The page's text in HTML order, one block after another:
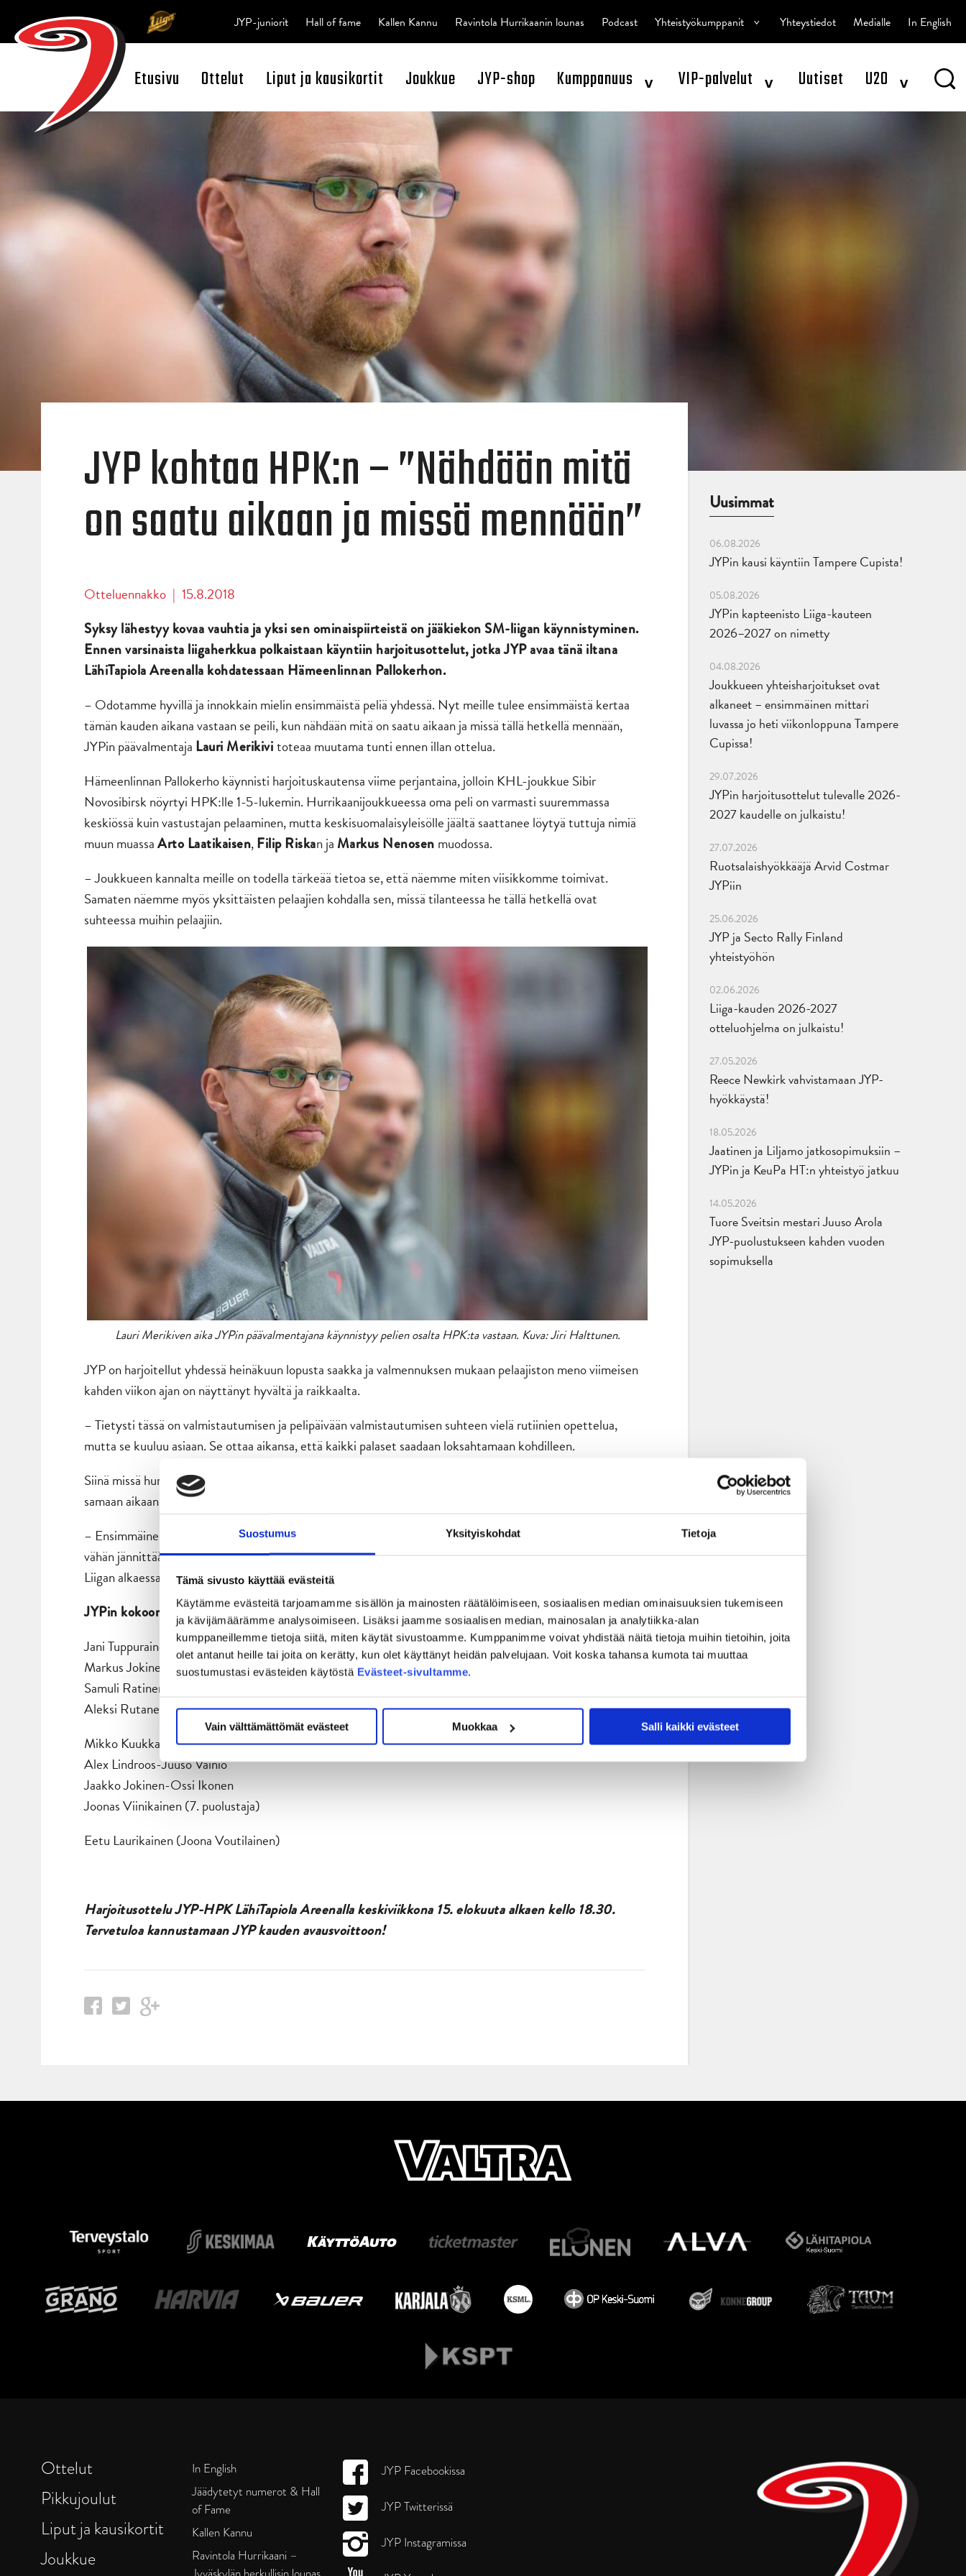
Suostumus Yksityiskohdat Tietoja
Tämä sivusto käyttää evästeitä
Käytämme evästeitä tarjoamamme sisällön ja mainosten räätälöimiseen, sosiaalisen median ominaisuuksien tukemiseen
ja kävijämäärämme analysoimiseen. Lisäksi jaamme sosiaalisen median, mainosalan ja analytiikka-alan
kumppaneillemme tietoja siitä, miten käytät sivustoamme. Kumppanimme voivat yhdistää näitä tietoja muihin tietoihin, joita
olet antanut heille tai joita on kerätty, kun olet käyttänyt heidän palvelujaan. Voit koska tahansa kumota tai muuttaa
suostumustasi evästeiden käytöstä Evästeet-sivultamme.
Vain välttämättömät evästeet Muokkaa Salli kaikki evästeet
Open Search
Etusivu Ottelut Liput ja kausikortit Joukkue JYP-shop Kumppanuus ^ VIP-palvelut ^ Uutiset U20 ^
JYP-juniorit Hall of fame Kallen Kannu Ravintola Hurrikaanin lounas Podcast Yhteistyökumppanit ^ Yhteystiedot Medialle In English
JYP kohtaa HPK:n – ”Nähdään mitä
on saatu aikaan ja missä mennään”
Otteluennakko | 15.8.2018
Syksy lähestyy kovaa vauhtia ja yksi sen ominaispiirteistä on jääkiekon SM-liigan käynnistyminen.
Ennen varsinaista liigaherkkua polkaistaan käyntiin harjoitusottelut, jotka JYP avaa tänä iltana
LähiTapiola Areenalla kohdatessaan Hämeenlinnan Pallokerhon.
– Odotamme hyvillä ja innokkain mielin ensimmäistä peliä yhdessä. Nyt meille tulee ensimmäistä kertaa
tämän kauden aikana vastaan se peili, kun nähdään mitä on saatu aikaan ja missä tällä hetkellä mennään,
JYPin päävalmentaja Lauri Merikivitoteaa muutama tunti ennen illan ottelua.
Hämeenlinnan Pallokerho käynnisti harjoituskautensa viime perjantaina, jolloin KHL-joukkue Sibir
Novosibirsk nöyrtyi HPK:lle 1-5-lukemin. Hurrikaanijoukkueessa oma peli on varmasti suuremmassa
keskiössä kuin vastustajan pelaaminen, mutta keskisuomalaisyleisölle jäältä saattanee löytyä tuttuja nimiä
muun muassaArto Laatikaisen,Filip Riskan ja Markus Nenosen muodossa.
– Joukkueen kannalta meille on todella tärkeää tietoa se, että näemme miten viisikkomme toimivat.
Samaten näemme myös yksittäisten pelaajien kohdalla sen, missä tilanteessa he tällä hetkellä ovat
suhteessa muihin pelaajiin.
Lauri Merikiven aika JYPin päävalmentajana käynnistyy pelien osalta HPK:ta vastaan. Kuva: Jiri Halttunen.
JYP on harjoitellut yhdessä heinäkuun lopusta saakka ja valmennuksen mukaan pelaajiston meno viimeisen
kahden viikon ajan on näyttänyt hyvältä ja raikkaalta.
– Tietysti tässä on valmistautumisen ja pelipäivään valmistautumisen suhteen vielä rutiinien opettelua,
mutta se kuuluu asiaan. Se ottaa aikansa, että kaikki palaset saadaan loksahtamaan kohdilleen.
Siinä missä hurrikaanipaidat astelevat tänään ensimmäistä kertaa kotiyleisönsä eteen tällä kaudella, niin
samaan aikaan nähdään myös JYP-luotsi Lauri Merikiven debyytti jyväskyläläispenkin takana.
– Ensimmäinen peli joukkueen valmentajana ei itse asiassa vielä kutkuta suuremmin, mutta totta kai se
vähän jännittää kuten kuuluukin. Se on merkki siitä, että sillä on merkitystä ja välitetään asiasta. CHL:n ja
Liigan alkaessa se kipuilu varmaan nostaa sitten enemmän päätään ennen ensimmäisiä pelejä.
JYPin kokoonpanot illan otteluun:
Jani Tuppurainen-Jarkko Immonen-Henri Kanninen
Markus Jokinen-David Tomasek-Jerry Turkulainen
Samuli Ratinen-Juha-Pekka Hytönen-Micke Saari
Aleksi Rutanen-Anton Stråka-Henri Tamminen
Mikko Kuukka-Anttoni Honka
Alex Lindroos-Juuso Vainio
Jaakko Jokinen-Ossi Ikonen
Joonas Viinikainen (7. puolustaja)
Eetu Laurikainen (Joona Voutilainen)
Harjoitusottelu JYP-HPK LähiTapiola Areenalla keskiviikkona 15. elokuuta alkaen kello 18.30.
Tervetuloa kannustamaan JYP kauden avausvoittoon!
Uusimmat
06.08.2026
JYPin kausi käyntiin Tampere Cupista!
05.08.2026
JYPin kapteenisto Liiga-kauteen
2026–2027 on nimetty
04.08.2026
Joukkueen yhteisharjoitukset ovat
alkaneet – ensimmäinen mittari
luvassa jo heti viikonloppuna Tampere
Cupissa!
29.07.2026
JYPin harjoitusottelut tulevalle 2026-
2027 kaudelle on julkaistu!
27.07.2026
Ruotsalaishyökkääjä Arvid Costmar
JYPiin
25.06.2026
JYP ja Secto Rally Finland
yhteistyöhön
02.06.2026
Liiga-kauden 2026-2027
otteluohjelma on julkaistu!
27.05.2026
Reece Newkirk vahvistamaan JYP-
hyökkäystä!
18.05.2026
Jaatinen ja Liljamo jatkosopimuksiin –
JYPin ja KeuPa HT:n yhteistyö jatkuu
14.05.2026
Tuore Sveitsin mestari Juuso Arola
JYP-puolustukseen kahden vuoden
sopimuksella
Ottelut
Pikkujoulut
Liput ja kausikortit
Joukkue
In English
Jäädytetyt numerot & Hall
of Fame
Kallen Kannu
Ravintola Hurrikaani –
JYP Facebookissa
JYP Twitterissä
JYP Instagramissa